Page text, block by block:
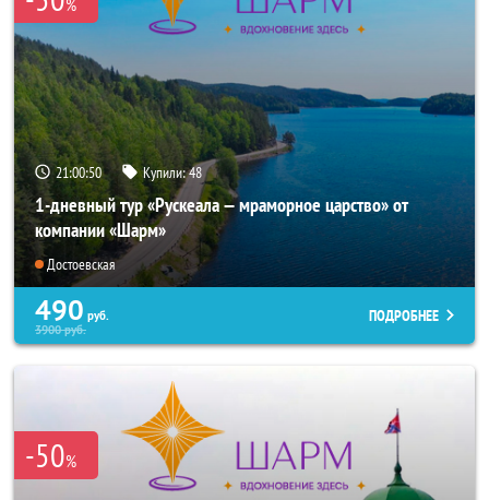
%
21:00:49 Купили:48
1-дневный тур «Рускеала — мраморное царство» от
компании «Шарм»
Достоевская
490 руб.
3900руб.
ПОДРОБНЕЕ
-50%